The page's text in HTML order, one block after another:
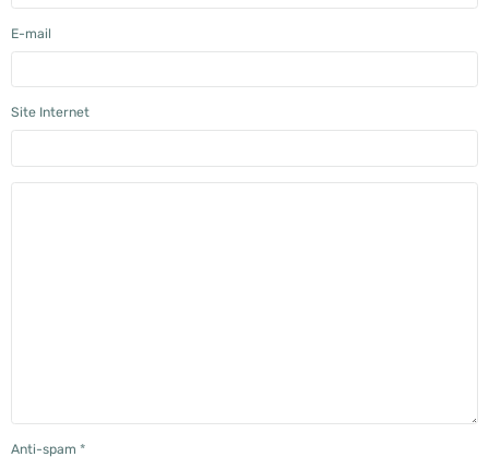
E-mail
Site Internet
Anti-spam